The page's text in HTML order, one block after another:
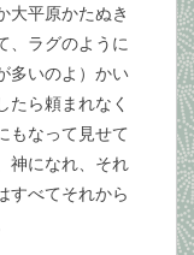
大平原かたぬき
、ラグのように
多いのよ）かい
たら頼まれなく
もなって見せて
神になれ、それ
すべてそれから